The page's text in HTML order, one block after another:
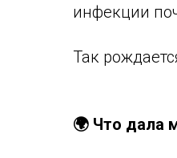
инфекции
Так
🌍 Что дала